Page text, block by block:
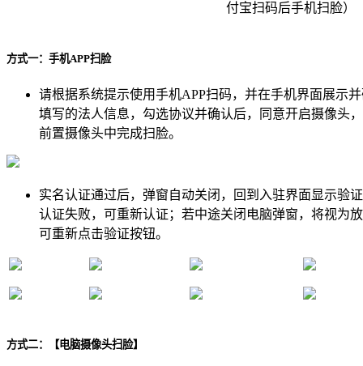
付宝扫码后手机扫脸）
方式一：手机APP扫脸
请根据系统提示使用手机APP扫码，并在手机界面展示
填写的法人信息，勾选协议并确认后，同意开启摄像头
前置摄像头中完成扫脸。
实名认证通过后，弹窗自动关闭，回到入驻界面显示验
认证失败，可重新认证；若中途关闭电脑弹窗，将视为
可重新点击验证按钮。
方式二：【电脑摄像头扫脸】